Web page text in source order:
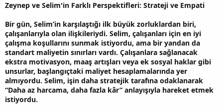
Zeynep ve Selim'in Farklı Perspektifleri: Strateji ve Empati
Bir gün, Selim’in karşılaştığı ilk büyük zorluklardan biri,
çalışanlarıyla olan ilişkileriydi. Selim, çalışanları için en iyi
çalışma koşullarını sunmak istiyordu, ama bir yandan da
standart maliyetin sınırları vardı. Çalışanlara sağlanacak
ekstra motivasyon, maaş artışları veya ek sosyal haklar gibi
unsurlar, başlangıçtaki maliyet hesaplamalarında yer
almıyordu. Selim, işin daha stratejik tarafına odaklanarak
“Daha az harcama, daha fazla kâr” anlayışıyla hareket etmek
istiyordu.